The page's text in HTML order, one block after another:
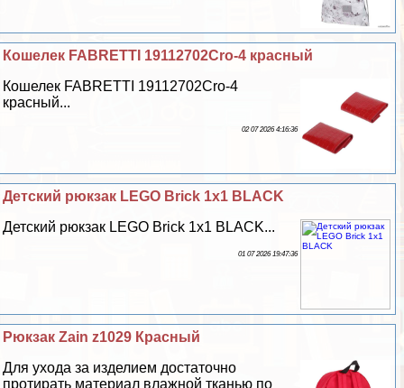
Кошелек FABRETTI 19112702Cro-4 красный
Кошелек FABRETTI 19112702Cro-4
красный...
02 07 2026 4:16:36
Детский рюкзак LEGO Brick 1x1 BLACK
Детский рюкзак LEGO Brick 1x1 BLACK...
01 07 2026 19:47:36
Рюкзак Zain z1029 Красный
Для ухода за изделием достаточно
протирать материал влажной тканью по